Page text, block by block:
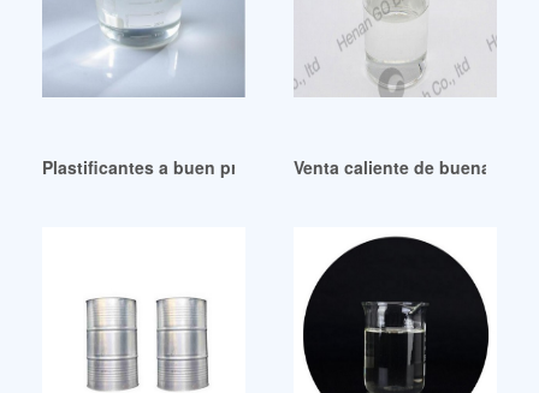
Plastificantes a buen precio – Conoce Marketing Argentina
Venta caliente de buena